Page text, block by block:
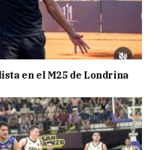
en el M25 de Londrina